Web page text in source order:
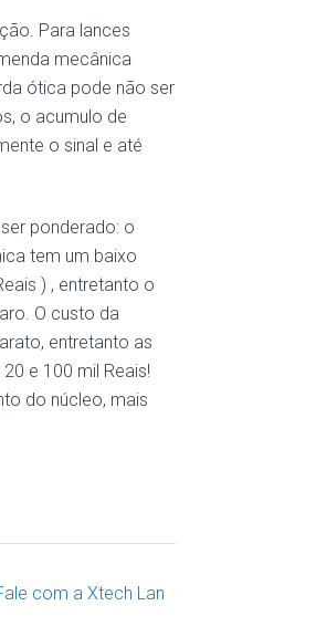
Para lances
mecânica
ótica pode não ser
o acumulo de
o sinal e até
ponderado: o
tem um baixo
) , entretanto o
O custo da
entretanto as
e 100 mil Reais!
do núcleo, mais
com a Xtech Lan